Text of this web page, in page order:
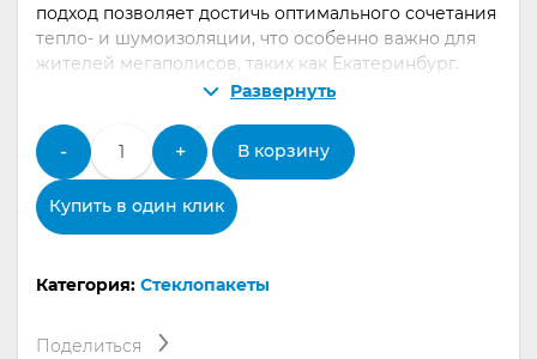
подход позволяет достичь оптимального сочетания
тепло- и шумоизоляции, что особенно важно для
жителей мегаполисов, таких как Екатеринбург.
Скажите «нет» холодным зимним сквознякам и
Развернуть
-
Количество
товара
Асимметричный
стеклопакет
+ В корзину
Купить в один клик
Категория: Стеклопакеты
Поделиться